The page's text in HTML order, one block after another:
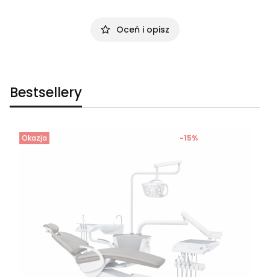
Oceń i opisz
Bestsellery
Okazja -15%